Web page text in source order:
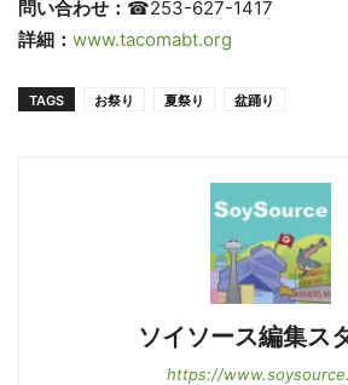
問い合わせ： ☎253-627-1417
詳細： www.tacomabt.org
TAGS お祭り 夏祭り 盆踊り
ソイソース編集ス
https://